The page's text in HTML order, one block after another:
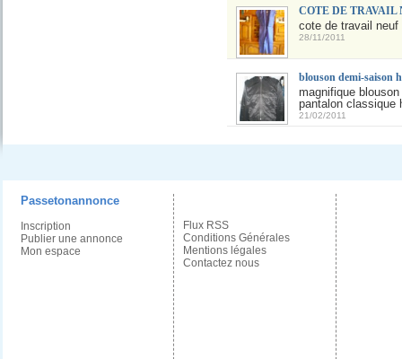
COTE DE TRAVAIL
cote de travail
28/11/2011
blouson demi-saison
magnifique
pantalon classique
21/02/2011
Passetonannonce
Inscription
Publier une annonce
Mon espace
Flux RSS
Conditions Générales
Mentions légales
Contactez nous